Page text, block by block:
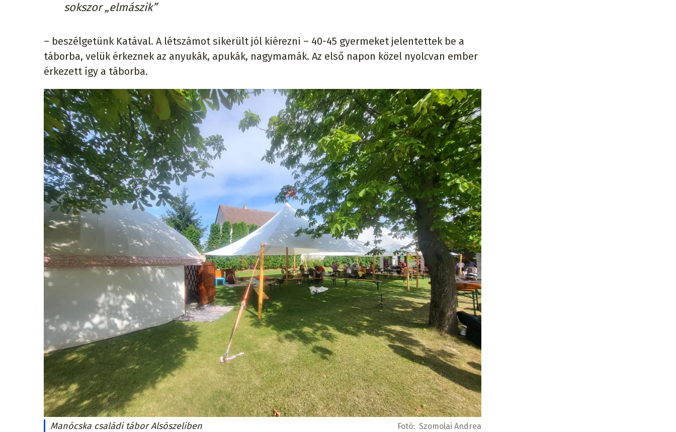
sokszor „elmászik”
– beszélgetünk Katával. A létszámot sikerült jól kiérezni – 40-45 gyermeket jelentettek be a
táborba, velük érkeznek az anyukák, apukák, nagymamák. Az első napon közel nyolcvan ember
érkezett így a táborba.
Manócska családi tábor Alsószeliben Fotó: Szomolai Andrea